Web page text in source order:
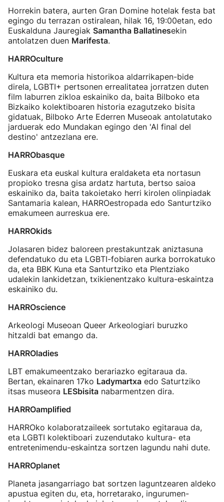
Horrekin batera, aurten Gran Domine hotelak festa bat
egingo du terrazan ostiralean, hilak 16, 19:00etan, edo
Euskalduna Jauregiak Samantha Ballatinesekin
antolatzen duen Marifesta.
HARROculture
Kultura eta memoria historikoa aldarrikapen-bide
direla, LGBTI+ pertsonen errealitatea jorratzen duten
film laburren zikloa eskainiko da, baita Bilboko eta
Bizkaiko kolektiboaren historia ezagutzeko bisita
gidatuak, Bilboko Arte Ederren Museoak antolatutako
jarduerak edo Mundakan egingo den 'Al final del
destino' antzezlana ere.
HARRObasque
Euskara eta euskal kultura eraldaketa eta nortasun
propioko tresna gisa ardatz hartuta, bertso saioa
eskainiko da, baita takoietako herri kirolen olinpiadak
Santamaria kalean, HARROestropada edo Santurtziko
emakumeen aurreskua ere.
HARROkids
Jolasaren bidez baloreen prestakuntzak aniztasuna
defendatuko du eta LGBTI-fobiaren aurka borrokatuko
da, eta BBK Kuna eta Santurtziko eta Plentziako
udalekin lankidetzan, txikienentzako kultura-eskaintza
eskainiko du.
HARROscience
Arkeologi Museoan Queer Arkeologiari buruzko
hitzaldi bat emango da.
HARROladies
LBT emakumeentzako berariazko egitaraua da.
Bertan, ekainaren 17ko Ladymartxa edo Saturtziko
itsas museora LESbisita nabarmentzen dira.
HARROamplified
HARROko kolaboratzaileek sortutako egitaraua da,
eta LGBTI kolektiboari zuzendutako kultura- eta
entretenimendu-eskaintza sortzen lagundu nahi dute.
HARROplanet
Planeta jasangarriago bat sortzen laguntzearen aldeko
apustua egiten du, eta, horretarako, ingurumen-